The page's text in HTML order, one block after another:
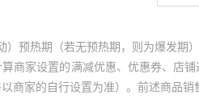
预热期（若无预热期，则为爆发
商家设置的满减优惠、优惠券、
家的自行设置为准）。前述商品